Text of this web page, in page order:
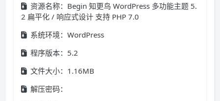
资源名称：Begin 知更鸟 WordPress 多功能主题 5.
2 扁平化 / 响应式设计 支持 PHP 7.0
系统环境：WordPress
程序版本：5.2
文件大小：1.16MB
解压密码：